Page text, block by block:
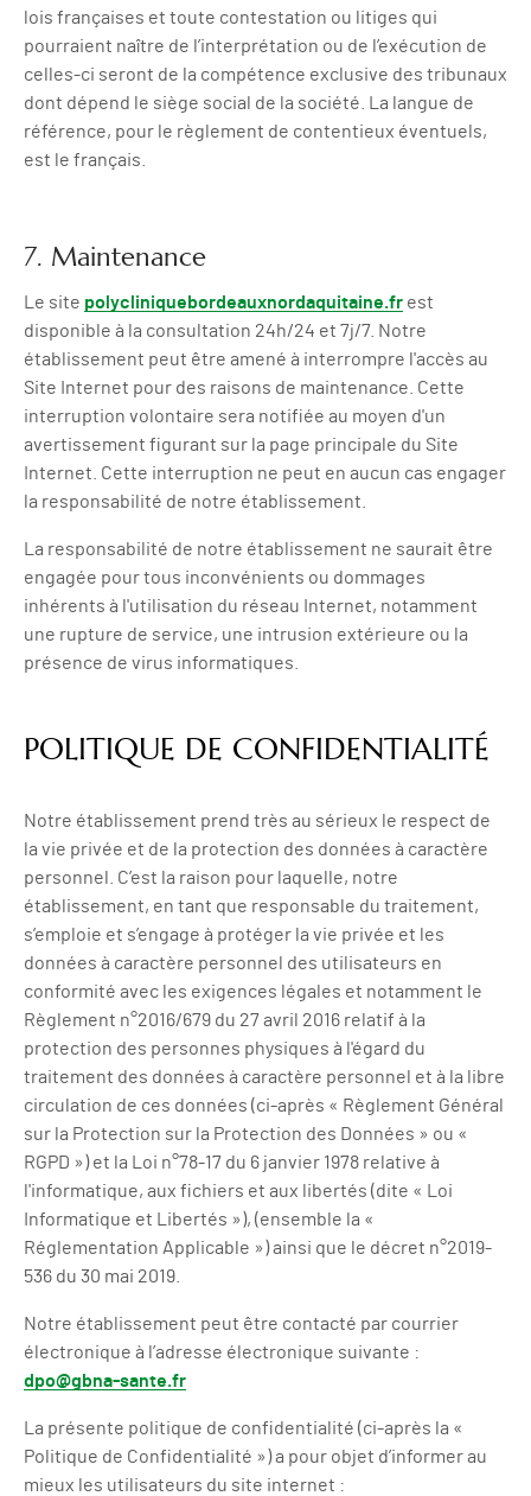
lois françaises et toute contestation ou litiges qui
pourraient naître de l’interprétation ou de l’exécution de
celles-ci seront de la compétence exclusive des tribunaux
dont dépend le siège social de la société. La langue de
référence, pour le règlement de contentieux éventuels,
est le français.
7. Maintenance
Le site polycliniquebordeauxnordaquitaine.fr est
disponible à la consultation 24h/24 et 7j/7. Notre
établissement peut être amené à interrompre l'accès au
Site Internet pour des raisons de maintenance. Cette
interruption volontaire sera notifiée au moyen d'un
avertissement figurant sur la page principale du Site
Internet. Cette interruption ne peut en aucun cas engager
la responsabilité de notre établissement.
La responsabilité de notre établissement ne saurait être
engagée pour tous inconvénients ou dommages
inhérents à l'utilisation du réseau Internet, notamment
une rupture de service, une intrusion extérieure ou la
présence de virus informatiques.
POLITIQUE DE CONFIDENTIALITÉ
Notre établissement prend très au sérieux le respect de
la vie privée et de la protection des données à caractère
personnel. C’est la raison pour laquelle, notre
établissement, en tant que responsable du traitement,
s’emploie et s’engage à protéger la vie privée et les
données à caractère personnel des utilisateurs en
conformité avec les exigences légales et notamment le
Règlement n°2016/679 du 27 avril 2016 relatif à la
protection des personnes physiques à l'égard du
traitement des données à caractère personnel et à la libre
circulation de ces données (ci-après « Règlement Général
sur la Protection sur la Protection des Données » ou «
RGPD ») et la Loi n°78-17 du 6 janvier 1978 relative à
l'informatique, aux fichiers et aux libertés (dite « Loi
Informatique et Libertés »), (ensemble la «
Réglementation Applicable ») ainsi que le décret n°2019-
536 du 30 mai 2019.
Notre établissement peut être contacté par courrier
électronique à l’adresse électronique suivante :
dpo@gbna-sante.fr
La présente politique de confidentialité (ci-après la «
Politique de Confidentialité ») a pour objet d’informer au
mieux les utilisateurs du site internet :